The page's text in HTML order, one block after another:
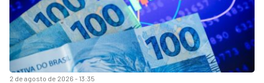
2 de agosto de 2026 - 13:35